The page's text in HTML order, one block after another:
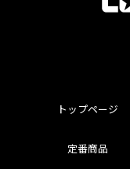
トップページ
定番商品